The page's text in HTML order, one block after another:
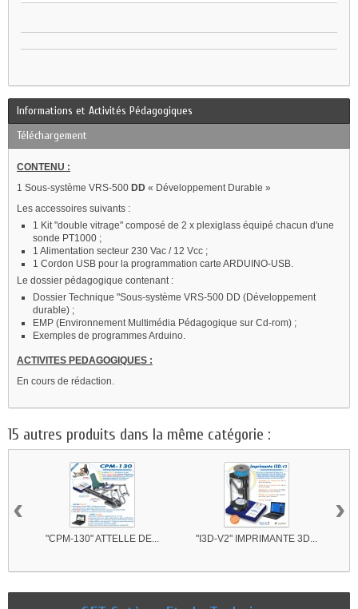
Informations et Activités Pédagogiques
Téléchargement
CONTENU :
1 Sous-système VRS-500 DD « Développement Durable »
Les accessoires suivants :
1 Kit "double vitrage" composé de 2 x plexiglass équipé chacun d'une
sonde PT1000 ;
1 Alimentation secteur 230 Vac / 12 Vcc ;
1 Cordon USB pour la programmation carte ARDUINO-USB.
Le dossier pédagogique contenant :
Dossier Technique "Sous-système VRS-500 DD (Développement
durable) ;
EMP (Environnement Multimédia Pédagogique sur Cd-rom) ;
Exemples de programmes Arduino.
ACTIVITES PEDAGOGIQUES :
En cours de rédaction.
15 autres produits dans la même catégorie :
"CPM-130" ATTELLE DE... "I3D-V2" IMPRIMANTE 3D...
‹ ›